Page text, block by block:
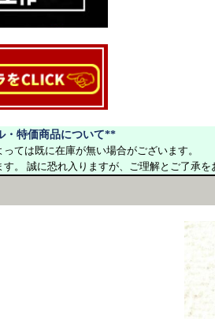
・特価商品について**
ては既に在庫が無い場合がございます。
。 誠に恐れ入りますが、ご理解とご了承を